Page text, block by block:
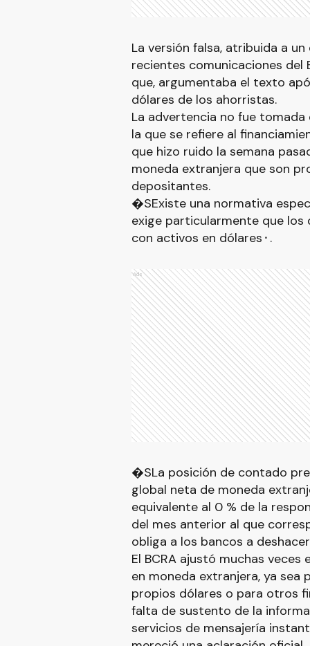
La versión falsa, atribuida a
recientes comunicaciones del
que, argumentaba el texto
dólares de los ahorristas.
La advertencia no fue
la que se refiere al
que hizo ruido la semana
moneda extranjera que son
depositantes.
�SExiste una normativa
exige particularmente que
con activos en dólares⬝.
Ads
�SLa posición de contado
global neta de moneda
equivalente al 0 % de la
del mes anterior al que
obliga a los bancos a
El BCRA ajustó muchas
en moneda extranjera, ya sea
propios dólares o para otros
falta de sustento de la
servicios de mensajería